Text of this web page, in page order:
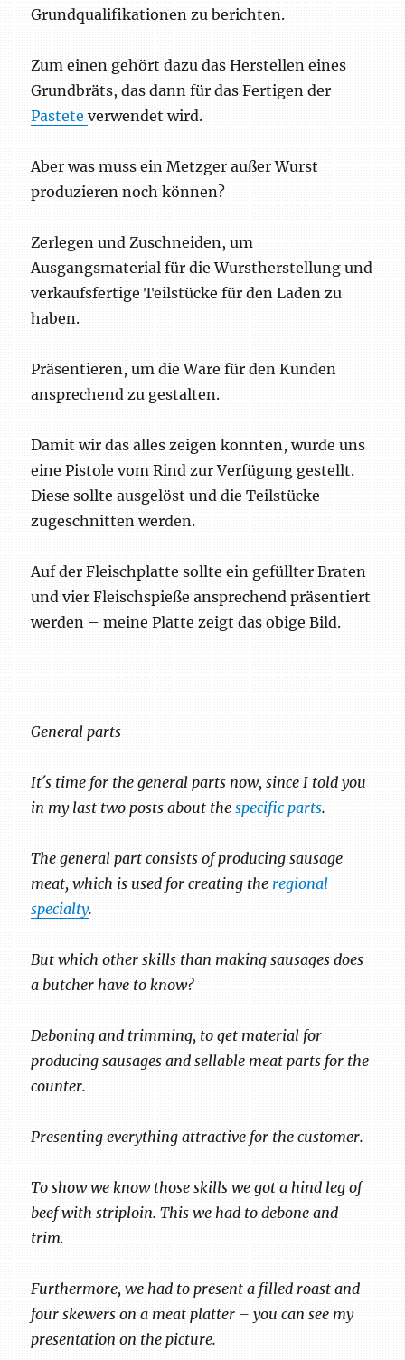
Grundqualifikationen zu berichten.
Zum einen gehört dazu das Herstellen eines
Grundbräts, das dann für das Fertigen der
Pasteteverwendet wird.
Aber was muss ein Metzger außer Wurst
produzieren noch können?
Zerlegen und Zuschneiden, um
Ausgangsmaterial für die Wurstherstellung und
verkaufsfertige Teilstücke für den Laden zu
haben.
Präsentieren, um die Ware für den Kunden
ansprechend zu gestalten.
Damit wir das alles zeigen konnten, wurde uns
eine Pistole vom Rind zur Verfügung gestellt.
Diese sollte ausgelöst und die Teilstücke
zugeschnitten werden.
Auf der Fleischplatte sollte ein gefüllter Braten
und vier Fleischspieße ansprechend präsentiert
werden – meine Platte zeigt das obige Bild.
General parts
It´s time for the general parts now, since I told you
in my last two posts about thespecific parts.
The general part consists of producing sausage
meat, which is used for creating the regional
specialty.
But which other skills than making sausages does
a butcher have to know?
Deboning and trimming, to get material for
producing sausages and sellable meat parts for the
counter.
Presenting everything attractive for the customer.
To show we know those skills we got a hind leg of
beef with striploin. This we had to debone and
trim.
Furthermore, we had to present a filled roast and
four skewers on a meat platter – you can see my
presentation on the picture.